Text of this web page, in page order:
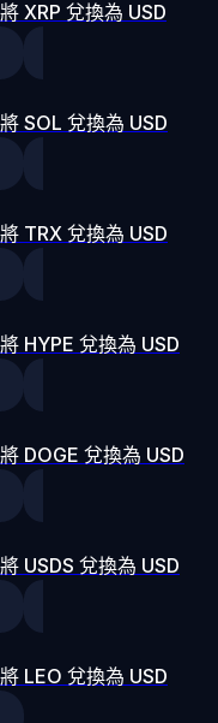
將 XRP 兌換為 USD
將 SOL 兌換為 USD
將 TRX 兌換為 USD
將 HYPE 兌換為 USD
將 DOGE 兌換為 USD
將 USDS 兌換為 USD
將 LEO 兌換為 USD